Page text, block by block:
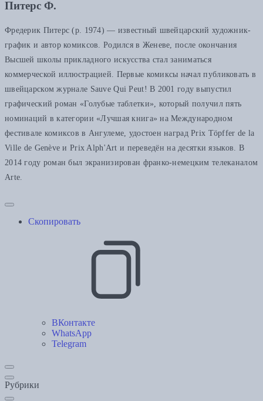
Питерс Ф.
Фредерик Питерс (р. 1974) — известный швейцарский художник-
график и автор комиксов. Родился в Женеве, после окончания
Высшей школы прикладного искусства стал заниматься
коммерческой иллюстрацией. Первые комиксы начал публиковать в
швейцарском журнале Sauve Qui Peut! В 2001 году выпустил
графический роман «Голубые таблетки», который получил пять
номинаций в категории «Лучшая книга» на Международном
фестивале комиксов в Ангулеме, удостоен наград Prix Töpffer de la
Ville de Genève и Prix Alph'Art и переведён на десятки языков. В
2014 году роман был экранизирован франко-немецким телеканалом
Аrte.
Скопировать
ВКонтакте
WhatsApp
Telegram
Рубрики